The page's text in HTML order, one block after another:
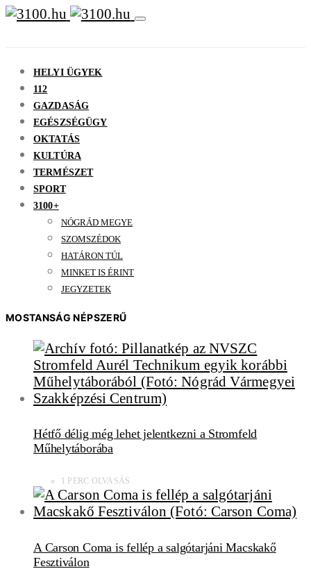
HELYI ÜGYEK
112
GAZDASÁG
EGÉSZSÉGÜGY
OKTATÁS
KULTÚRA
TERMÉSZET
SPORT
3100+
NÓGRÁD MEGYE
SZOMSZÉDOK
HATÁRON TÚL
MINKET IS ÉRINT
JEGYZETEK
MOSTANSÁG NÉPSZERŰ
Hétfő délig még lehet jelentkezni a Stromfeld
Műhelytáborába
1 PERC OLVASÁS
A Carson Coma is fellép a salgótarjáni Macskakő
Fesztiválon